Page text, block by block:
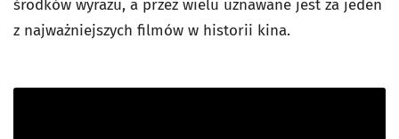
środków wyrazu, a przez wielu uznawane jest za jeden
z najważniejszych filmów w historii kina.